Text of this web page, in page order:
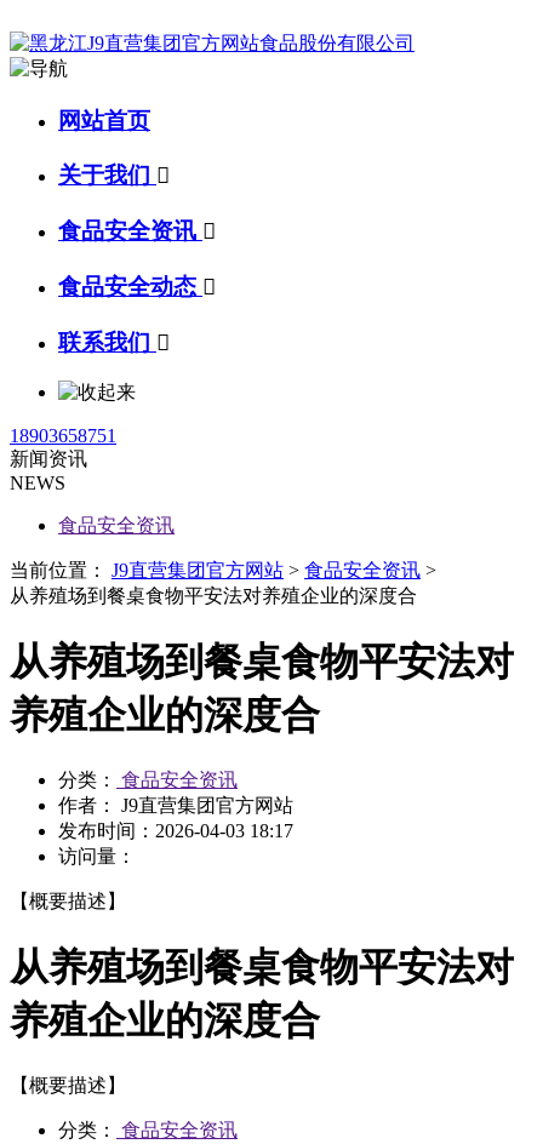
网站首页
关于我们 
食品安全资讯 
食品安全动态 
联系我们 
18903658751
新闻资讯
NEWS
食品安全资讯
当前位置： J9直营集团官方网站 > 食品安全资讯 >
从养殖场到餐桌食物平安法对养殖企业的深度合
从养殖场到餐桌食物平安法对
养殖企业的深度合
分类：
食品安全资讯
作者： J9直营集团官方网站
发布时间： 2026-04-03 18:17
访问量：
【概要描述】
从养殖场到餐桌食物平安法对
养殖企业的深度合
【概要描述】
分类：
食品安全资讯